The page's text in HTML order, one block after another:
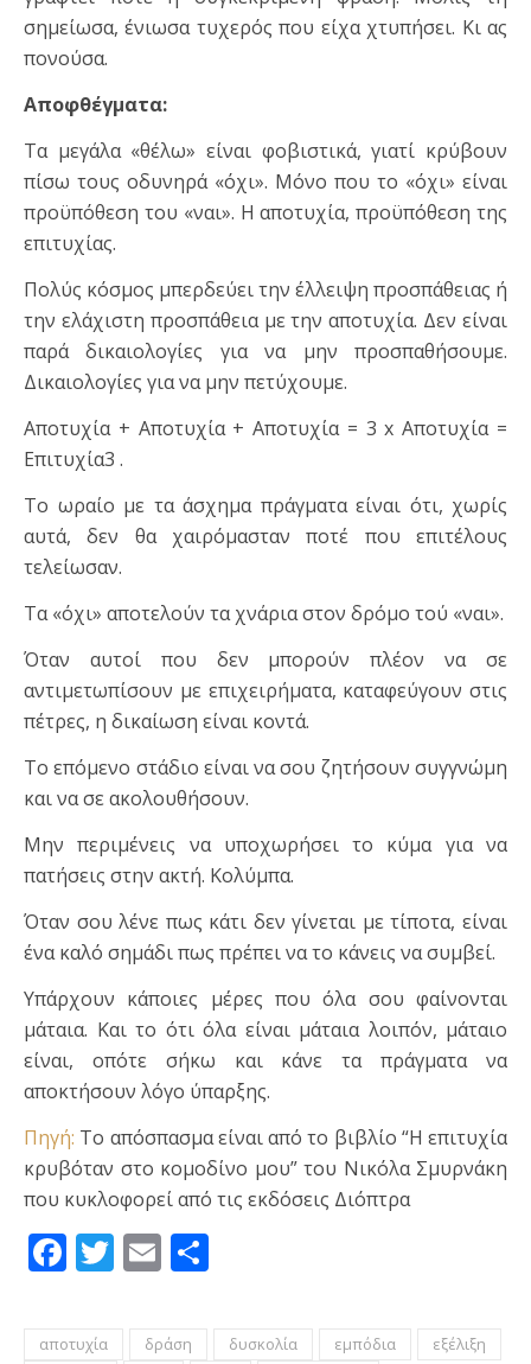
σημείωσα, ένιωσα τυχερός που είχα χτυπήσει. Κι ας
πονούσα.
Αποφθέγματα:
Τα μεγάλα «θέλω» είναι φοβιστικά, γιατί κρύβουν
πίσω τους οδυνηρά «όχι». Μόνο που το «όχι» είναι
προϋπόθεση του «ναι». Η αποτυχία, προϋπόθεση της
επιτυχίας.
Πολύς κόσμος μπερδεύει την έλλειψη προσπάθειας ή
την ελάχιστη προσπάθεια με την αποτυχία. Δεν είναι
παρά δικαιολογίες για να μην προσπαθήσουμε.
Δικαιολογίες για να μην πετύχουμε.
Αποτυχία + Αποτυχία + Αποτυχία = 3 x Αποτυχία =
Επιτυχία3 .
Το ωραίο με τα άσχημα πράγματα είναι ότι, χωρίς
αυτά, δεν θα χαιρόμασταν ποτέ που επιτέλους
τελείωσαν.
Τα «όχι» αποτελούν τα χνάρια στον δρόμο τού «ναι».
Όταν αυτοί που δεν μπορούν πλέον να σε
αντιμετωπίσουν με επιχειρήματα, καταφεύγουν στις
πέτρες, η δικαίωση είναι κοντά.
Το επόμενο στάδιο είναι να σου ζητήσουν συγγνώμη
και να σε ακολουθήσουν.
Μην περιμένεις να υποχωρήσει το κύμα για να
πατήσεις στην ακτή. Κολύμπα.
Όταν σου λένε πως κάτι δεν γίνεται με τίποτα, είναι
ένα καλό σημάδι πως πρέπει να το κάνεις να συμβεί.
Υπάρχουν κάποιες μέρες που όλα σου φαίνονται
μάταια. Και το ότι όλα είναι μάταια λοιπόν, μάταιο
είναι, οπότε σήκω και κάνε τα πράγματα να
αποκτήσουν λόγο ύπαρξης.
Πηγή: Το απόσπασμα είναι από το βιβλίο “Η επιτυχία
κρυβόταν στο κομοδίνο μου” του Νικόλα Σμυρνάκη
που κυκλοφορεί από τις εκδόσεις Διόπτρα
Facebook
Twitter
Email
αποτυχία δράση δυσκολία εμπόδια
εξέλιξη